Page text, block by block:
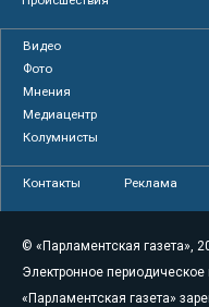
Видео
Фото
Мнения
Медиацентр
Колумнисты
Контакты Реклама
© «Парламентская газета»,
Электронное периодическое
«Парламентская газета»